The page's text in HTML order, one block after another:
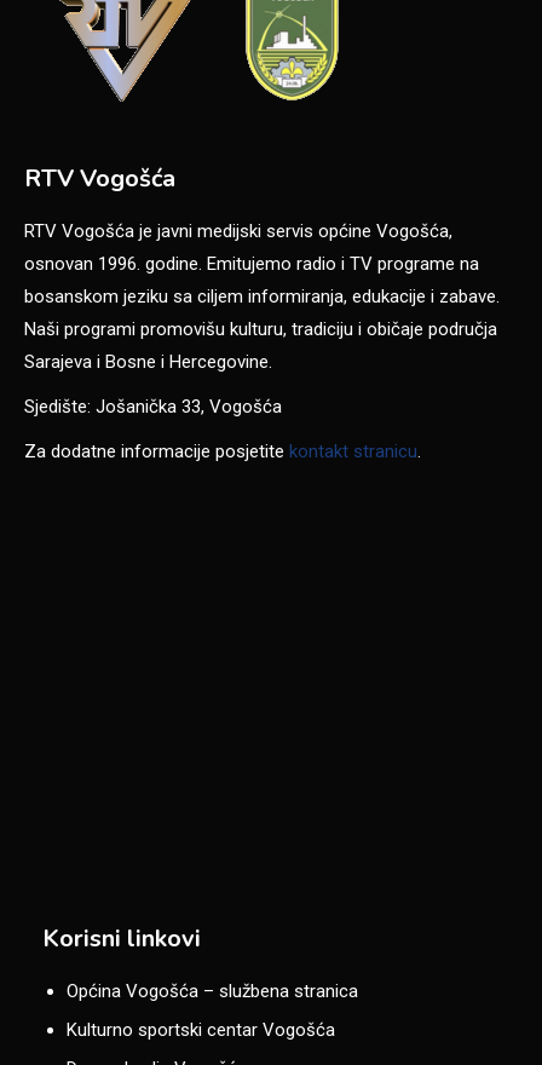
RTV Vogošća
RTV Vogošća je javni medijski servis općine Vogošća,
osnovan 1996. godine. Emitujemo radio i TV programe na
bosanskom jeziku sa ciljem informiranja, edukacije i zabave.
Naši programi promovišu kulturu, tradiciju i običaje područja
Sarajeva i Bosne i Hercegovine.
Sjedište: Jošanička 33, Vogošća
Za dodatne informacije posjetite kontakt stranicu.
Korisni linkovi
Općina Vogošća – službena stranica
Kulturno sportski centar Vogošća